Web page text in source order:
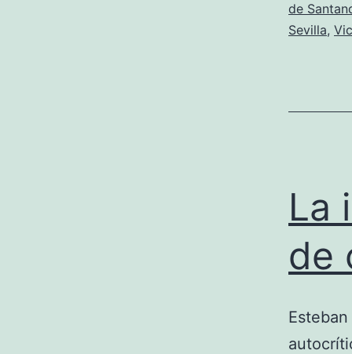
de
Sevilla,
La
de